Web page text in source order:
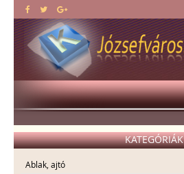
KATEGÓRIÁK
Ablak, ajtó